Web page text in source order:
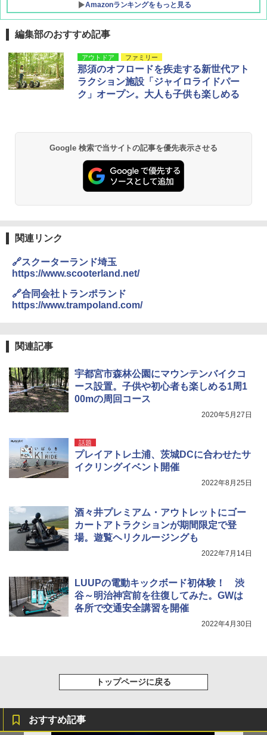
Amazonランキングをもっと見る
地球の歩き方 スター・ウォーズ
￥2,695
￥2,079
A09 地球の歩き方 イタリア 2026～2027 地
A26 地球の歩き方 チェコ ポーランド スロヴ
ァキア 2026～2027 地球の歩き方A ヨーロッ
パ
解く (講談社現代新書)
￥1,540
[キャンパーズコレクション 山善] ポップアッ
プテント 傘みたいに広げて畳める パッとサ
ッとサンシェード キューブ フルクローズ メ
ッシュ 簡単設置 ワンタッチテント キャンプ
&ハイキング カーキ PATC-150(KH)
PYKES PEAK (パイクスピーク) 着替えテン
ト プライバシー テント 【中が透けない】 1
人用 折りたたみ 防災グッズ 災害用トイレ ビ
ーチ ピクニック ポップアップテント 携帯 簡
易 トイレテント (オリーブ)
テント ワンタッチ RENEW 幅200 2-3人用 43
500002(88859)
￥5,999
￥9,990
[キャンパーズコレクション 山善] 傘みたいに
イドプラス ブラックコーティング フルクロ
ーズ メッシュ 5人用 簡単設置 ポップアップ
テント PATCW-200B エクルベージュ
DEWEL パラソル 大型 ビーチ アウトドアパ
ラソル ガーデン サイトシート付 折りたたみ
防水 UVカット 4段階高さ調整 軽量 収納袋付
き
026リニューアル 急速冷凍 空間倍増 衛生的
コンパクト 保冷力長持ち
￥2,980
付き ヒグマ・イノシシ対策 自治体・教育機
関の購入実績 登山・キャンプ・アウトドア・
防災用品 長期保存可能 緊急時用 日本国内発
送
￥3,680
￥680
着替えテント トイレテント 透けない【換気
コンパクト iimono117 (ブルー)
￥3,180
編集部のおすすめ記事
アウトドア ファミリー
那須のオフロードを疾走する新世代アト
ラクション施設「ジャイロライドパー
ク」オープン。大人も子供も楽しめる
Google 検索で当サイトの記事を優先表示させる
関連リンク
🔗スクーターランド埼玉
https://www.scooterland.net/
🔗合同会社トランポランド
https://www.trampoland.com/
関連記事
宇都宮市森林公園にマウンテンバイクコ
ース設置。子供や初心者も楽しめる1周1
00mの周回コース
2020年5月27日
話題
プレイアトレ土浦、茨城DCに合わせたサ
イクリングイベント開催
2022年8月25日
酒々井プレミアム・アウトレットにゴー
カートアトラクションが期間限定で登
場。遊覧ヘリクルージングも
2022年7月14日
LUUPの電動キックボード初体験！ 渋
谷～明治神宮前を往復してみた。GWは
各所で交通安全講習を開催
2022年4月30日
トップページに戻る
おすすめ記事